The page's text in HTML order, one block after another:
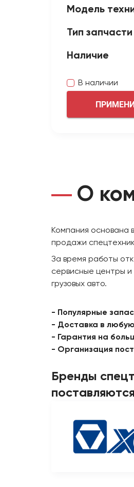
Модель
Тип запчасти
Наличие
В наличии
О
Компания основана
продажи
За время работы
сервисные центры и
грузовых авто.
- Популярные
- Доставка в любую
- Гарантия на
- Организация
Бренды